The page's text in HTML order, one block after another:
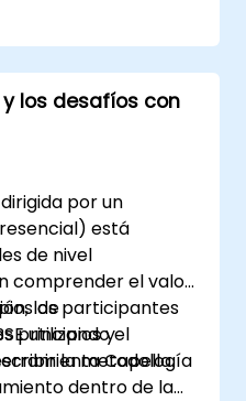
de variabilidad
definición hasta la
con conectores
y los desafíos con
por un
está
de nivel
comprender el valor,
de
utilizando el
Capella.
los participantes
principios y
la metodología
dentro de la